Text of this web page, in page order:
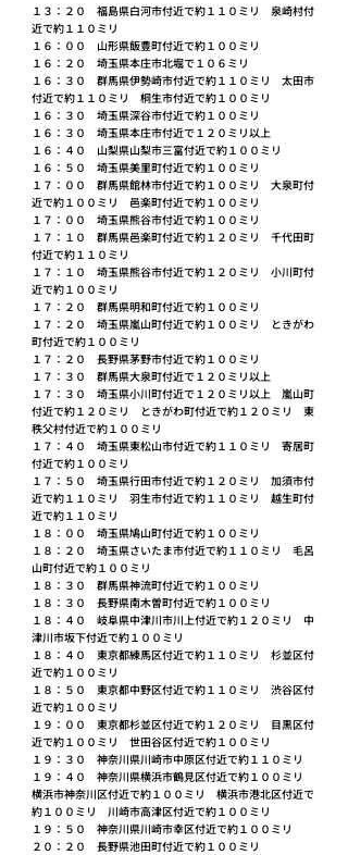
１３：２０　福島県白河市付近で約１１０ミリ　泉崎村付
近で約１１０ミリ
１６：００　山形県飯豊町付近で約１００ミリ
１６：２０　埼玉県本庄市北堀で１０６ミリ
１６：３０　群馬県伊勢崎市付近で約１１０ミリ　太田市
付近で約１１０ミリ　桐生市付近で約１００ミリ
１６：３０　埼玉県深谷市付近で約１００ミリ
１６：３０　埼玉県本庄市付近で１２０ミリ以上
１６：４０　山梨県山梨市三富付近で約１００ミリ
１６：５０　埼玉県美里町付近で約１００ミリ
１７：００　群馬県館林市付近で約１００ミリ　大泉町付
近で約１００ミリ　邑楽町付近で約１００ミリ
１７：００　埼玉県熊谷市付近で約１００ミリ
１７：１０　群馬県邑楽町付近で約１２０ミリ　千代田町
付近で約１１０ミリ
１７：１０　埼玉県熊谷市付近で約１２０ミリ　小川町付
近で約１００ミリ
１７：２０　群馬県明和町付近で約１００ミリ
１７：２０　埼玉県嵐山町付近で約１００ミリ　ときがわ
町付近で約１００ミリ
１７：２０　長野県茅野市付近で約１００ミリ
１７：３０　群馬県大泉町付近で１２０ミリ以上
１７：３０　埼玉県小川町付近で１２０ミリ以上　嵐山町
付近で約１２０ミリ　ときがわ町付近で約１２０ミリ　東
秩父村付近で約１００ミリ
１７：４０　埼玉県東松山市付近で約１１０ミリ　寄居町
付近で約１００ミリ
１７：５０　埼玉県行田市付近で約１２０ミリ　加須市付
近で約１１０ミリ　羽生市付近で約１１０ミリ　越生町付
近で約１１０ミリ
１８：００　埼玉県鳩山町付近で約１００ミリ
１８：２０　埼玉県さいたま市付近で約１１０ミリ　毛呂
山町付近で約１００ミリ
１８：３０　群馬県神流町付近で約１００ミリ
１８：３０　長野県南木曽町付近で約１００ミリ
１８：４０　岐阜県中津川市川上付近で約１２０ミリ　中
津川市坂下付近で約１００ミリ
１８：４０　東京都練馬区付近で約１１０ミリ　杉並区付
近で約１００ミリ
１８：５０　東京都中野区付近で約１１０ミリ　渋谷区付
近で約１００ミリ
１９：００　東京都杉並区付近で約１２０ミリ　目黒区付
近で約１００ミリ　世田谷区付近で約１００ミリ
１９：３０　神奈川県川崎市中原区付近で約１１０ミリ
１９：４０　神奈川県横浜市鶴見区付近で約１００ミリ
横浜市神奈川区付近で約１００ミリ　横浜市港北区付近で
約１００ミリ　川崎市高津区付近で約１００ミリ
１９：５０　神奈川県川崎市幸区付近で約１００ミリ
２０：２０　長野県池田町付近で約１００ミリ